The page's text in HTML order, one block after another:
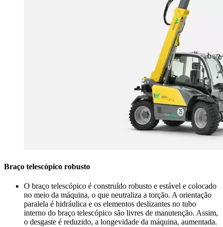
Braço telescópico robusto
O braço telescópico é construído robusto e estável e colocado
no meio da máquina, o que neutraliza a torção. A orientação
paralela é hidráulica e os elementos deslizantes no tubo
interno do braço telescópico são livres de manutenção. Assim,
o desgaste é reduzido, a longevidade da máquina, aumentada.